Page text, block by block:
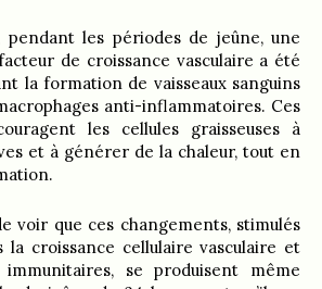
pendant les périodes de jeûne, une
de croissance vasculaire a été
la formation de vaisseaux sanguins
anti-inflammatoires. Ces
les cellules graisseuses à
et à générer de la chaleur, tout en
voir que ces changements, stimulés
la croissance cellulaire vasculaire et
se produisent même